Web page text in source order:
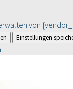
von
Einstellungen